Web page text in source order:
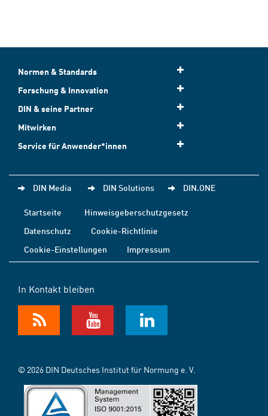
Normen & Standards
Forschung & Innovation
DIN & seine Partner
Mitwirken
Service für Anwender*innen
DIN Media DIN Solutions DIN.ONE
Startseite
Hinweisgeberschutzgesetz
Datenschutz
Cookie-Richtlinie
Cookie-Einstellungen
Impressum
In Kontakt bleiben
© 2026 DIN Deutsches Institut für Normung e. V.